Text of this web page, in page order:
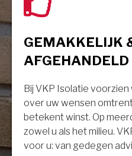
GEMAKKELIJK
AFGEHANDELD
Bij VKP Isolatie
over uw wensen
betekent winst. Op
zowel u als het milieu.
voor u: van gedegen